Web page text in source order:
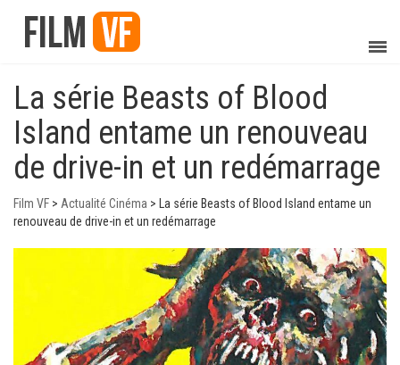
La série Beasts of Blood
Island entame un renouveau
de drive-in et un redémarrage
Film VF > Actualité Cinéma >
La série Beasts of Blood Island entame un
renouveau de drive-in et un redémarrage